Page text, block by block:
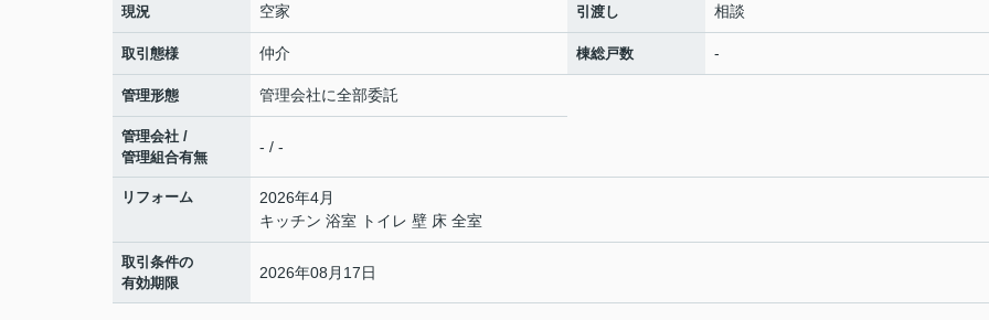
現況 空家 引渡し 相談
取引態様 仲介 棟総戸数 -
管理形態 管理会社に全部委託
管理会社 /
管理組合有無
- / -
リフォーム
2026年4月
キッチン 浴室 トイレ 壁 床 全室
取引条件の
有効期限
2026年08月17日